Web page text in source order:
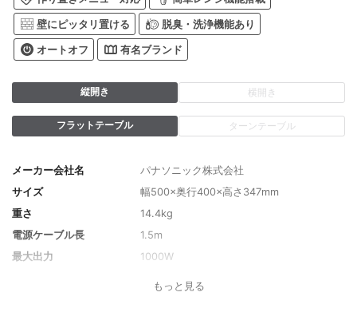
壁にピッタリ置ける 脱臭・洗浄機能あり
オートオフ 有名ブランド
縦開き 横開き
フラットテーブル ターンテーブル
メーカー会社名
パナソニック株式会社
サイズ
幅500×奥行400×高さ347mm
重さ
14.4kg
電源ケーブル長
1.5m
最大出力
1000W
800W、600W、500W、300W、150W
もっと見る